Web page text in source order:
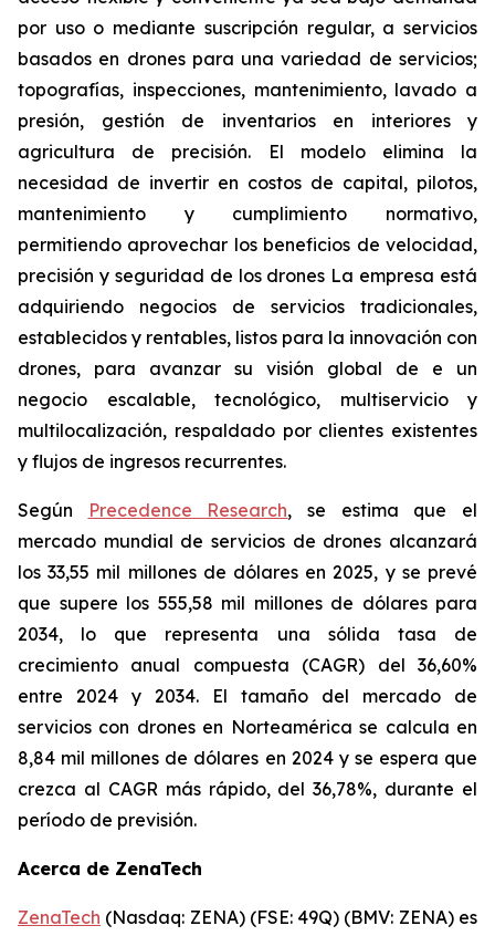
por uso o mediante suscripción regular, a servicios
basados en drones para una variedad de servicios;
topografías, inspecciones, mantenimiento, lavado a
presión, gestión de inventarios en interiores y
agricultura de precisión. El modelo elimina la
necesidad de invertir en costos de capital, pilotos,
mantenimiento y cumplimiento normativo,
permitiendo aprovechar los beneficios de velocidad,
precisión y seguridad de los drones La empresa está
adquiriendo negocios de servicios tradicionales,
establecidos y rentables, listos para la innovación con
drones, para avanzar su visión global de e un
negocio escalable, tecnológico, multiservicio y
multilocalización, respaldado por clientes existentes
y flujos de ingresos recurrentes.
Según Precedence Research, se estima que el
mercado mundial de servicios de drones alcanzará
los 33,55 mil millones de dólares en 2025, y se prevé
que supere los 555,58 mil millones de dólares para
2034, lo que representa una sólida tasa de
crecimiento anual compuesta (CAGR) del 36,60%
entre 2024 y 2034. El tamaño del mercado de
servicios con drones en Norteamérica se calcula en
8,84 mil millones de dólares en 2024 y se espera que
crezca al CAGR más rápido, del 36,78%, durante el
período de previsión.
Acerca de ZenaTech
ZenaTech (Nasdaq: ZENA) (FSE: 49Q) (BMV: ZENA) es